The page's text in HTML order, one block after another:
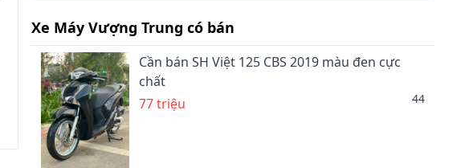
Xe Máy Vượng Trung có bán
Cần bán SH Việt 125 CBS 2019 màu đen cực
chất
77 triệu
44